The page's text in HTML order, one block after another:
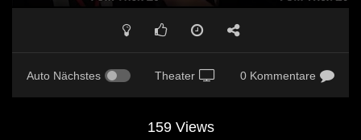
PLAY MUTE SETTINGS
Auto Nächstes Theater 0 Kommentare
159 Views